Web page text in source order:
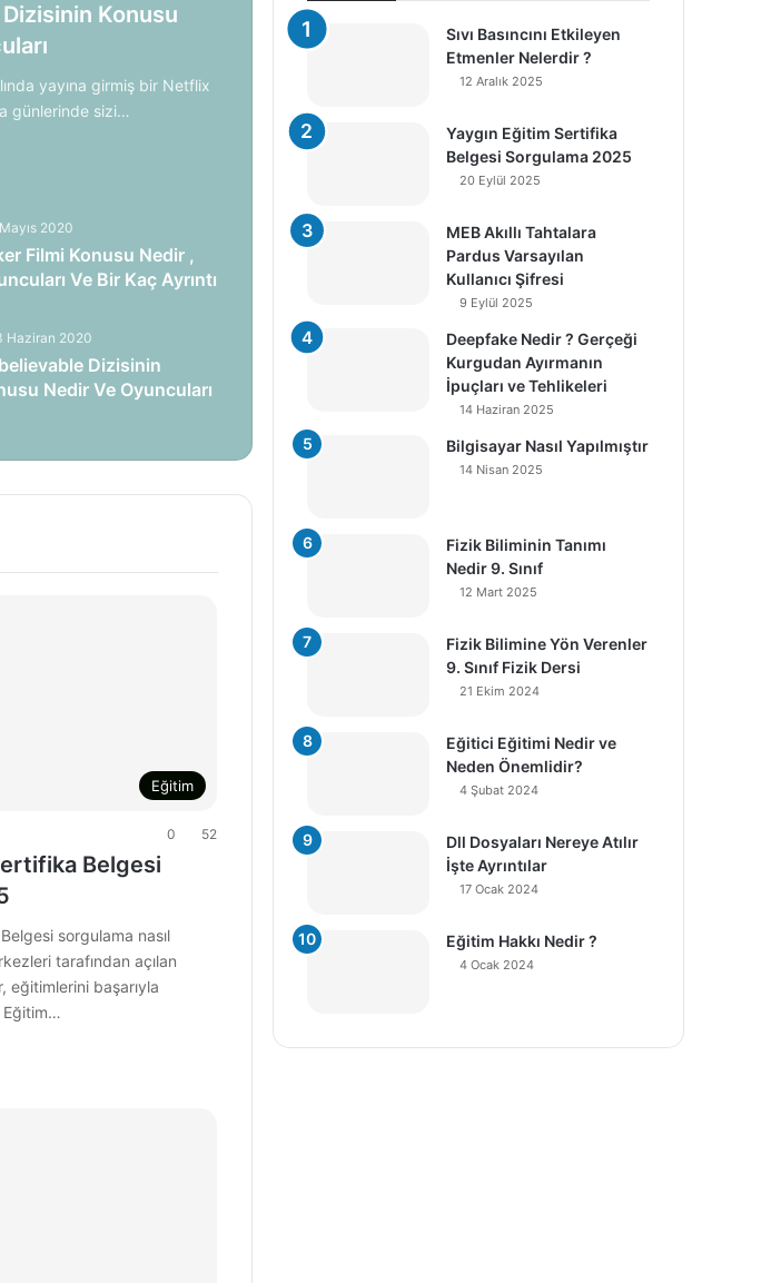
Konusu
yayına girmiş bir Netflix
günlerinde sizi…
2020
Filmi Konusu Nedir ,
Ve Bir Kaç Ayrıntı
Haziran 2020
Dizisinin
Nedir Ve Oyuncuları
Eğitim
0 52
Belgesi
sorgulama nasıl
tarafından açılan
eğitimlerini başarıyla
Eğitim…
Sıvı Basıncını Etkileyen
Etmenler Nelerdir ?
12 Aralık 2025
Yaygın Eğitim Sertifika
Belgesi Sorgulama 2025
20 Eylül 2025
MEB Akıllı Tahtalara
Pardus Varsayılan
Kullanıcı Şifresi
9 Eylül 2025
Deepfake Nedir ? Gerçeği
Kurgudan Ayırmanın
İpuçları ve Tehlikeleri
14 Haziran 2025
Bilgisayar Nasıl Yapılmıştır
14 Nisan 2025
Fizik Biliminin Tanımı
Nedir 9. Sınıf
12 Mart 2025
Fizik Bilimine Yön Verenler
9. Sınıf Fizik Dersi
21 Ekim 2024
Eğitici Eğitimi Nedir ve
Neden Önemlidir?
4 Şubat 2024
Dll Dosyaları Nereye Atılır
İşte Ayrıntılar
17 Ocak 2024
Eğitim Hakkı Nedir ?
4 Ocak 2024